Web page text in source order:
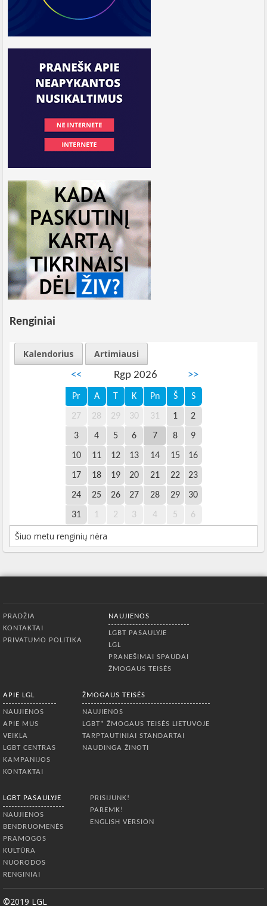
Renginiai
Kalendorius
Artimiausi
<<
Rgp 2026 >>
Pr A T K Pn Š S
27 28 29 30 31 1 2
3 4 5 6 7 8 9
10 11 12 13 14 15 16
17 18 19 20 21 22 23
24 25 26 27 28 29 30
31 1 2 3 4 5 6
Šiuo metu renginių nėra
PRADŽIA
KONTAKTAI
PRIVATUMO POLITIKA
NAUJIENOS
LGBT PASAULYJE
LGL
PRANEŠIMAI SPAUDAI
ŽMOGAUS TEISĖS
APIE LGL
NAUJIENOS
APIE MUS
VEIKLA
LGBT CENTRAS
KAMPANIJOS
KONTAKTAI
ŽMOGAUS TEISĖS
NAUJIENOS
LGBT* ŽMOGAUS TEISĖS LIETUVOJE
TARPTAUTINIAI STANDARTAI
NAUDINGA ŽINOTI
LGBT PASAULYJE
NAUJIENOS
BENDRUOMENĖS
PRAMOGOS
KULTŪRA
NUORODOS
RENGINIAI
PRISIJUNK!
PAREMK!
ENGLISH VERSION
©2019 LGL